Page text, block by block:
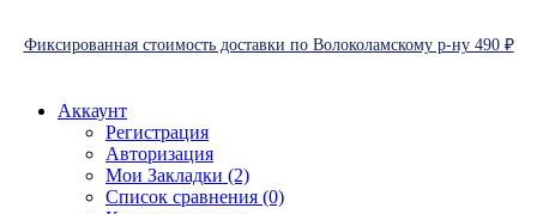
Фиксированная стоимость доставки по Волоколамскому р-ну 490 ₽
Аккаунт
Регистрация
Авторизация
Мои Закладки (2)
Список сравнения (0)